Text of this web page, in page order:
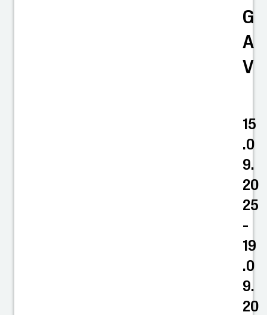
G
A
V
15
.0
9.
20
25
-
19
.0
9.
20